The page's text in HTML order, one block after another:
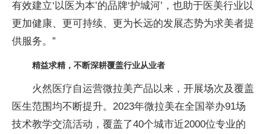
有效建立‘以医为本’的品牌‘护城河’，也助于医美行业以
更加健康、更可持续、更为长远的发展态势为求美者提
供服务。”
精益求精，不断深耕覆盖行业从业者
火然医疗自运营微拉美产品以来，开展场次及覆盖
医生范围均不断提升。2023年微拉美在全国举办91场
技术教学交流活动，覆盖了40个城市近2000位专业的